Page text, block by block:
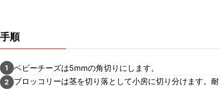
手順
1 ベビーチーズは5mmの角切りにします。
2
ブロッコリーは茎を切り落として小房に切り分けます。耐